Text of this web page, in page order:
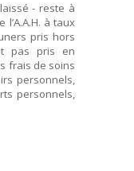
- reste à
à taux
pris hors
pas pris en
frais de soins
personnels,
personnels,